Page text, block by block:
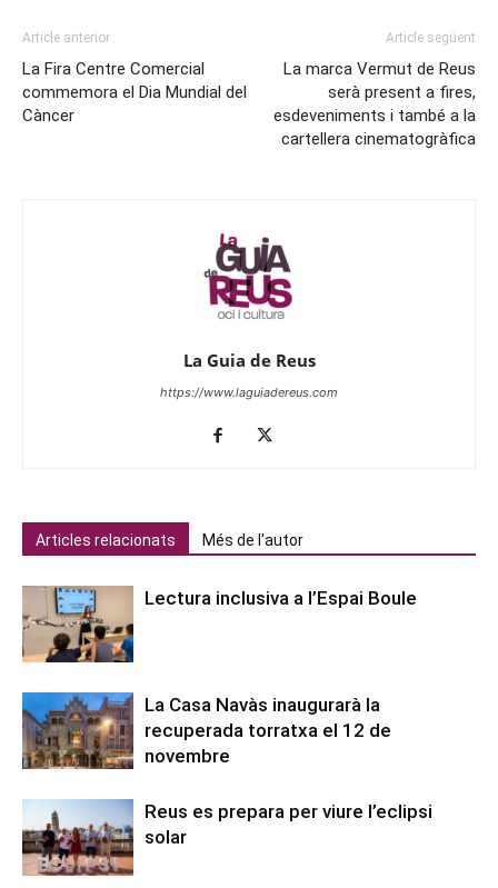
Article anterior
La Fira Centre Comercial
commemora el Dia Mundial del
Càncer
Article següent
La marca Vermut de Reus
serà present a fires,
esdeveniments i també a la
cartellera cinematogràfica
La Guia de Reus
https://www.laguiadereus.com
Articles relacionats Més de l'autor
Lectura inclusiva a l’Espai Boule
La Casa Navàs inaugurarà la
recuperada torratxa el 12 de
novembre
Reus es prepara per viure l’eclipsi
solar